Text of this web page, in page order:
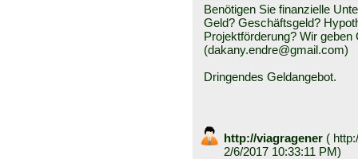
Benötigen Sie finanzielle
Geld? Geschäftsgeld?
Projektförderung? Wir
(dakany.endre@gmail.com)
Dringendes Geldangebot.
http://viagragener (
2/6/2017 10:33:11 PM)